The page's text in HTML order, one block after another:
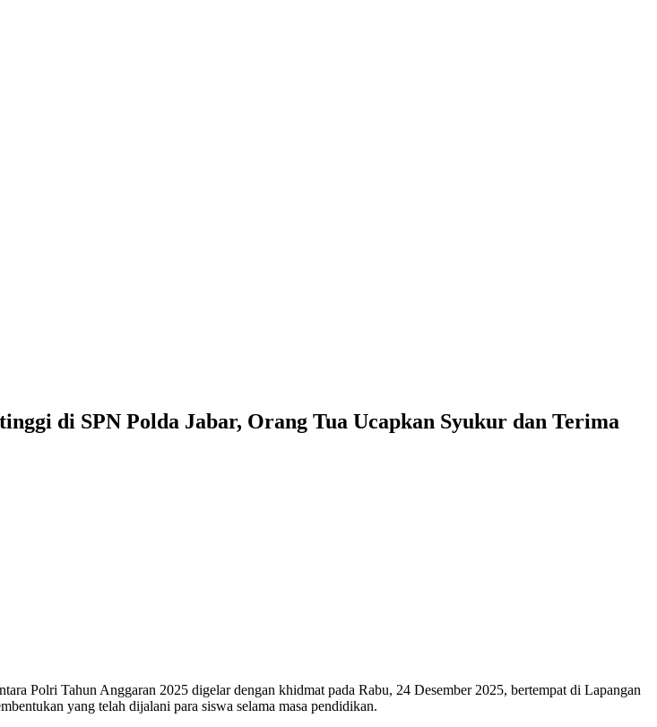
di SPN Polda Jabar, Orang Tua Ucapkan Syukur dan Terima
Polri Tahun Anggaran 2025 digelar dengan khidmat pada Rabu, 24 Desember 2025, bertempat di Lapangan
yang telah dijalani para siswa selama masa pendidikan.